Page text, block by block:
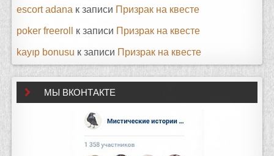
escort adana к записи Призрак на квесте
poker freeroll к записи Призрак на квесте
kayıp bonusu к записи Призрак на квесте
МЫ ВКОНТАКТЕ